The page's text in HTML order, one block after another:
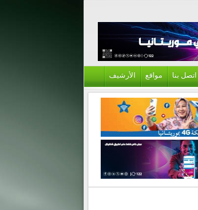
اتصل بنا مواقع الأرشيف